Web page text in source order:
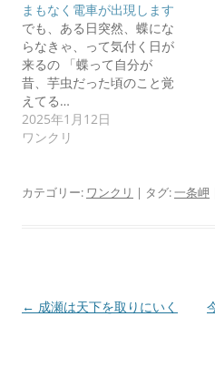
まもなく電車が出現します
でも、ある日突然、蝶にな
らなきゃ、って気付く日が
来るの 「蝶って自分が
昔、芋虫だった頃のこと覚
えてる…
2025年1月12日
ワンクリ
カテゴリー: ワンクリ | タグ:一条岬
投
← 成瀬は天下を取りにいく